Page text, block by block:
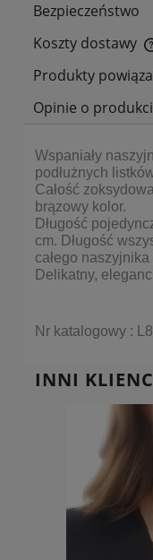
Bezpieczeństwo
Koszty dostawy
Cena nie zawiera
Produkty
Opinie o
Wspaniały
podłużnych
Całość
brązowy kolor.
Długość
cm. Długość
całego naszyjnika
Delikatny,
Nr katalogowy :
INNI